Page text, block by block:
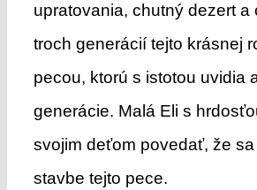
upratovania, chutný dezert a
troch generácií tejto krásnej
pecou, ktorú s istotou uvidia
generácie. Malá Eli s
svojim deťom povedať, že
stavbe tejto pece.